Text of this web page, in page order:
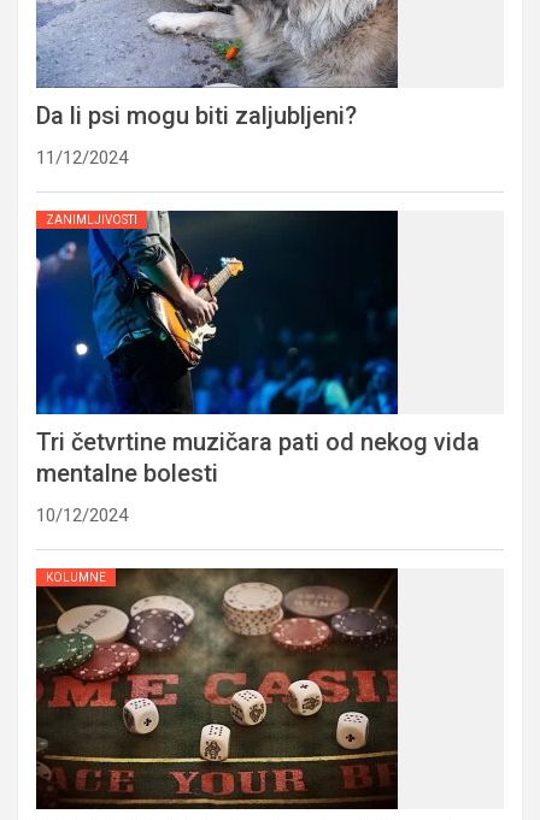
Da li psi mogu biti zaljubljeni?
11/12/2024
ZANIMLJIVOSTI
Tri četvrtine muzičara pati od nekog vida
mentalne bolesti
10/12/2024
KOLUMNE